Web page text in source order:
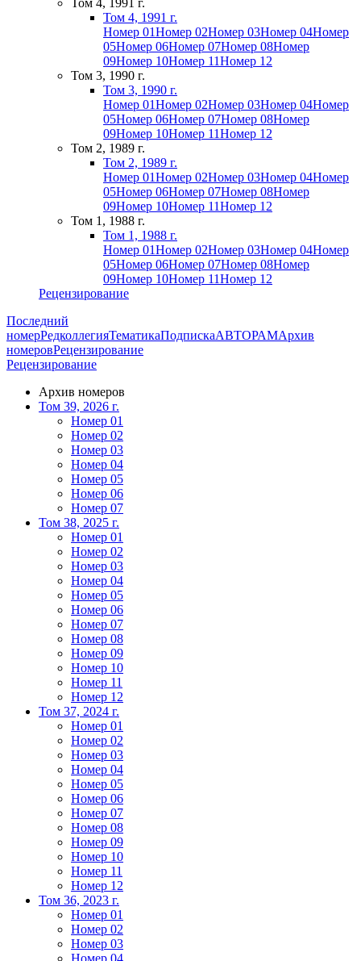
Том 4, 1991 г.
Том 4, 1991 г.
Номер 01Номер 02Номер 03Номер 04Номер
05Номер 06Номер 07Номер 08Номер
09Номер 10Номер 11Номер 12
Том 3, 1990 г.
Том 3, 1990 г.
Номер 01Номер 02Номер 03Номер 04Номер
05Номер 06Номер 07Номер 08Номер
09Номер 10Номер 11Номер 12
Том 2, 1989 г.
Том 2, 1989 г.
Номер 01Номер 02Номер 03Номер 04Номер
05Номер 06Номер 07Номер 08Номер
09Номер 10Номер 11Номер 12
Том 1, 1988 г.
Том 1, 1988 г.
Номер 01Номер 02Номер 03Номер 04Номер
05Номер 06Номер 07Номер 08Номер
09Номер 10Номер 11Номер 12
Рецензирование
Последний
номерРедколлегияТематикаПодпискаАВТОРАМАрхив
номеровРецензирование
Рецензирование
Архив номеров
Том 39, 2026 г.
Номер 01
Номер 02
Номер 03
Номер 04
Номер 05
Номер 06
Номер 07
Том 38, 2025 г.
Номер 01
Номер 02
Номер 03
Номер 04
Номер 05
Номер 06
Номер 07
Номер 08
Номер 09
Номер 10
Номер 11
Номер 12
Том 37, 2024 г.
Номер 01
Номер 02
Номер 03
Номер 04
Номер 05
Номер 06
Номер 07
Номер 08
Номер 09
Номер 10
Номер 11
Номер 12
Том 36, 2023 г.
Номер 01
Номер 02
Номер 03
Номер 04